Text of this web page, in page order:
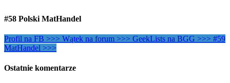
#58 Polski MatHandel
Profil na FB >>> Wątek na forum >>> GeekLists na BGG >>> #59
MatHandel >>>
Ostatnie komentarze